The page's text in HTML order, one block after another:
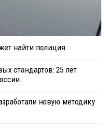
найти полиция
стандартов: 25 лет
новую методику